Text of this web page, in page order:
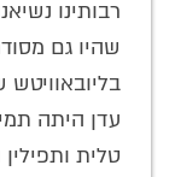
רבותינו
שהיו גם
עדן היתה
טלית